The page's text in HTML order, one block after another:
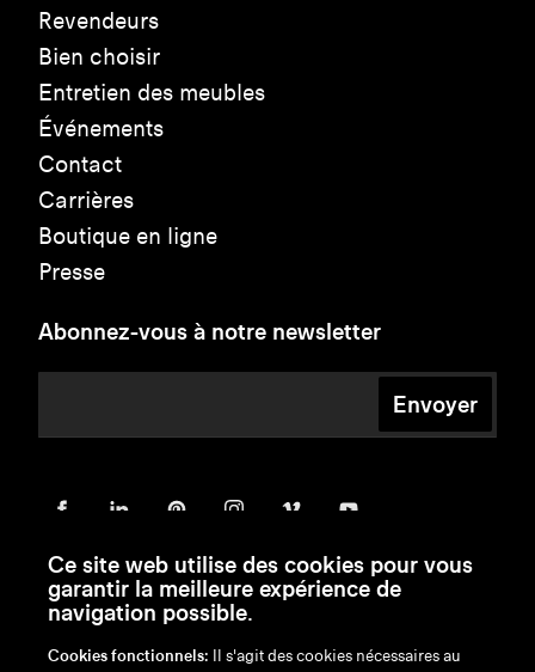
Revendeurs
Bien choisir
Entretien des meubles
Événements
Contact
Carrières
Boutique en ligne
Presse
Abonnez-vous à notre newsletter
Envoyer
Ce site web utilise des cookies pour vous
garantir la meilleure expérience de
navigation possible.
Cookies fonctionnels: Il s'agit des cookies nécessaires au